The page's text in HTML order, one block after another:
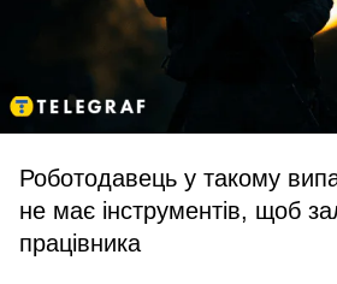
Роботодавець у такому
не має інструментів, щоб
працівника